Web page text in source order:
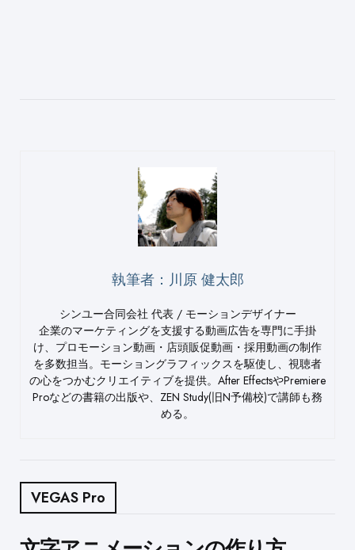
執筆者：川原 健太郎
シンユー合同会社 代表 / モーションデザイナー
企業のマーケティングを支援する動画広告を専門に手掛
け、プロモーション動画・店頭販促動画・採用動画の制作
を多数担当。モーショングラフィックスを駆使し、視聴者
の心をつかむクリエイティブを提供。After EffectsやPremiere
Proなどの書籍の出版や、ZEN Study(旧N予備校)で講師も務
める。
VEGAS Pro